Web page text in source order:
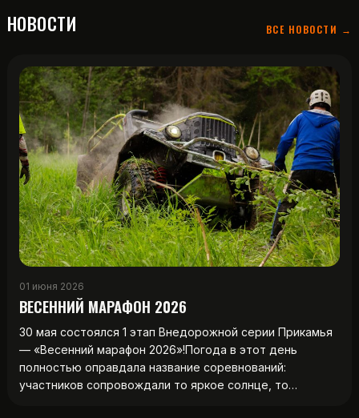
НОВОСТИ ВСЕ НОВОСТИ →
01 июня 2026
ВЕСЕННИЙ МАРАФОН 2026
30 мая состоялся 1 этап Внедорожной серии Прикамья
— «Весенний марафон 2026»!Погода в этот день
полностью оправдала название соревнований:
участников сопровождали то яркое солнце, то…